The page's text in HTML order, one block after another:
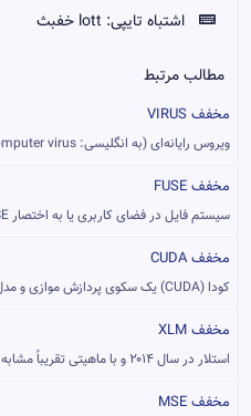
اشتباه تایپی: lott خفبث
مطالب مرتبط
مخفف VIRUS
ویروس رایانه‌ای (به انگلیسی: Computer virus) نوعی برنامه رای...
مخفف FUSE
سیستم فایل در فضای کاربری یا به اختصار FUSE (با تلفظ فیوز)، ...
مخفف CUDA
کودا (CUDA) یک سکوی پردازش موازی و مدل برنامه‌نویسی است که ت...
مخفف XLM
استلار در سال ۲۰۱۴ و با ماهیتی تقریباً مشابه با ریپل متولد ش...
مخفف MSE